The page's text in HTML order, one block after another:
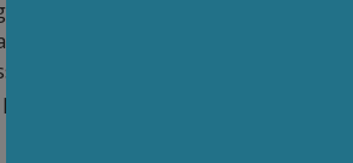
como o Tratado de
de Não Proliferação
para reafirmar a
a comunidade